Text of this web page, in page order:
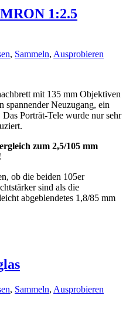
1:2.5
, Sammeln, Ausprobieren
mit 135 mm Objektiven
spannender Neuzugang, ein
Porträt-Tele wurde nur sehr
zum 2,5/105 mm
ob die beiden 105er
sind als die
abgeblendetes 1,8/85 mm
, Sammeln, Ausprobieren